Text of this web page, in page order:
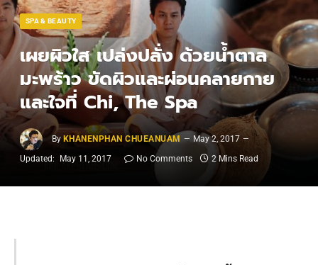
SPA & BEAUTY
เผยผิวใส เปล่งปลั่ง ด้วยน้ำตาล
มะพร้าว ขัดผิวและผ่อนคลายกาย
และใจที่ Chi, The Spa
By KHANENPHAN CHUEANUAM
May 2, 2017
Updated:
May 11, 2017 No Comments 2 Mins Read